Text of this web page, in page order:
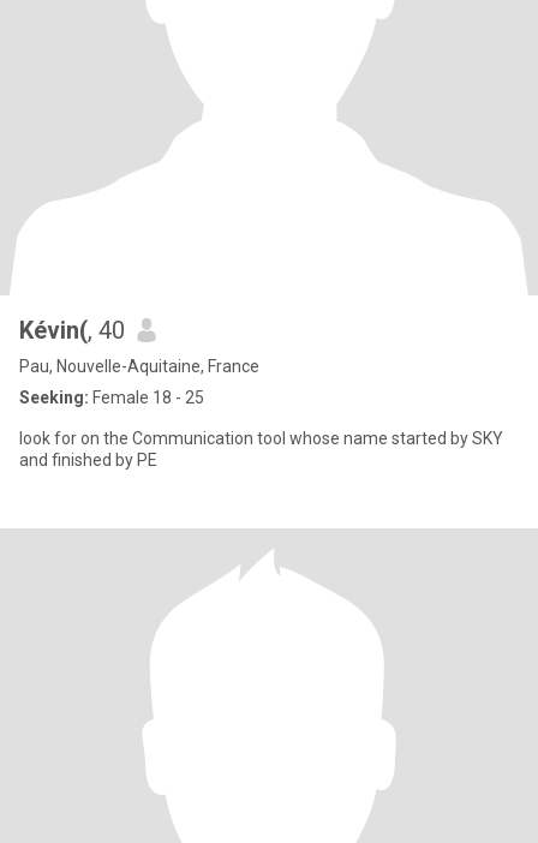
Kévin(, 40
Pau, Nouvelle-Aquitaine, France
Seeking: Female 18 - 25
look for on the Communication tool whose name started by SKY
and finished by PE